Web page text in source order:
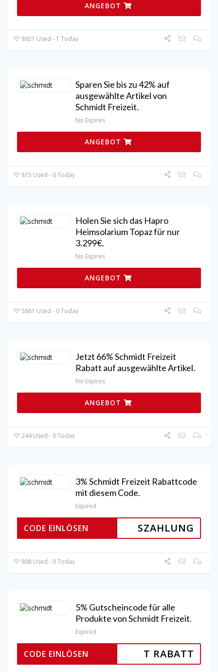
ANGEBOT
8921 Used - 1 Today
Sparen Sie bis zu 42% auf
ausgewählte Artikel von
Schmidt Freizeit.
No Expires
ANGEBOT
815 Used - 0 Today
Holen Sie sich das Hapro
Heimsolarium Topaz für nur
3.299€.
No Expires
ANGEBOT
5861 Used - 0 Today
Jetzt 66% Schmidt Freizeit
Rabatt auf ausgewählte Artikel.
No Expires
ANGEBOT
244 Used - 0 Today
3% Schmidt Freizeit Rabattcode
mit diesem Code.
Expired
SZAHLUNG
CODE EINLÖSEN
898 Used - 0 Today
5% Gutscheincode für alle
Produkte von Schmidt Freizeit.
Expired
T RABATT
CODE EINLÖSEN